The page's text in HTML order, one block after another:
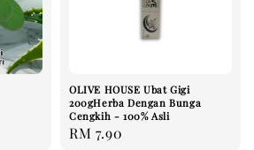
OLIVE HOUSE Ubat Gigi
200gHerba Dengan Bunga
Cengkih - 100% Asli
Regular
RM 7.90